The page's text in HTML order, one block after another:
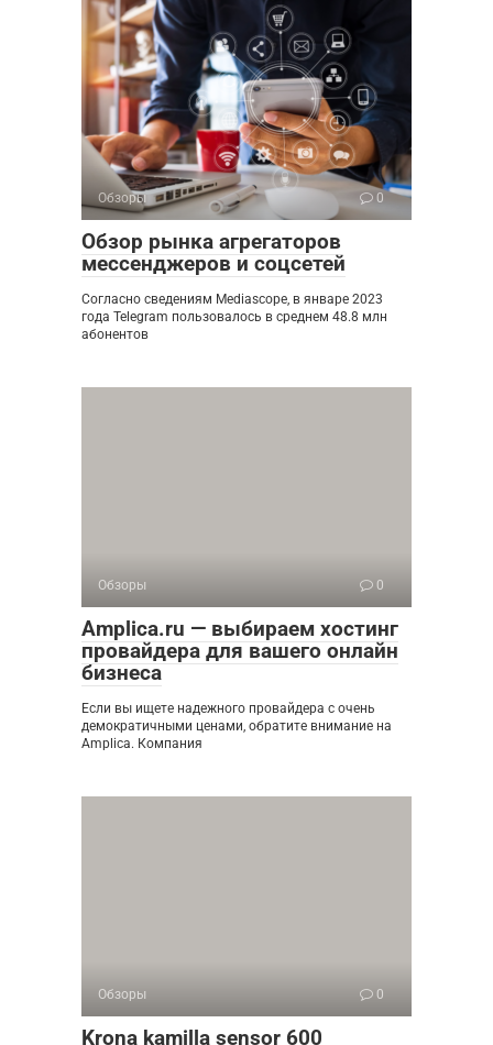
Обзоры 0
Обзор рынка агрегаторов
мессенджеров и соцсетей
Согласно сведениям Mediascope, в январе 2023
года Telegram пользовалось в среднем 48.8 млн
абонентов
Обзоры 0
Amplica.ru — выбираем хостинг
провайдера для вашего онлайн
бизнеса
Если вы ищете надежного провайдера с очень
демократичными ценами, обратите внимание на
Amplica. Компания
Обзоры 0
Krona kamilla sensor 600